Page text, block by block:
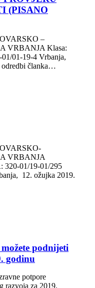
(PISANO
–
VRBANJA Klasa:
01-19-4 Vrbanja,
odredbi članka…
VRBANJA
01/19-01/295
12. ožujka 2019.
podnijeti
godinu
potpore
razvoja za 2019.